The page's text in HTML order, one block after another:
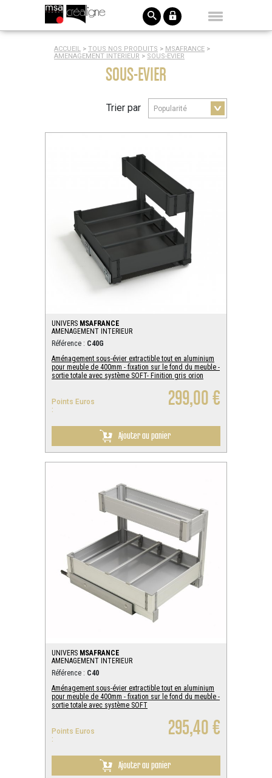
ACCUEIL > TOUS NOS PRODUITS > MSAFRANCE >
AMENAGEMENT INTERIEUR > SOUS-EVIER
SOUS-EVIER
Trier par
UNIVERS MSAFRANCE
AMENAGEMENT INTERIEUR
Référence : C40G
Aménagement sous-évier extractible tout en aluminium
pour meuble de 400mm - fixation sur le fond du meuble -
sortie totale avec système SOFT- Finition gris orion
Points Euros
:
299,00 €
Ajouter au panier
UNIVERS MSAFRANCE
AMENAGEMENT INTERIEUR
Référence : C40
Aménagement sous-évier extractible tout en aluminium
pour meuble de 400mm - fixation sur le fond du meuble -
sortie totale avec système SOFT
Points Euros
:
295,40 €
Ajouter au panier